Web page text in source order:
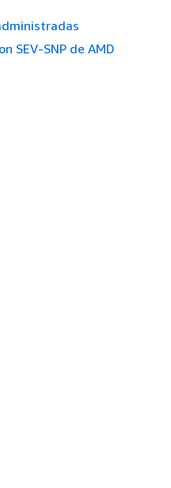
SEV-SNP de AMD